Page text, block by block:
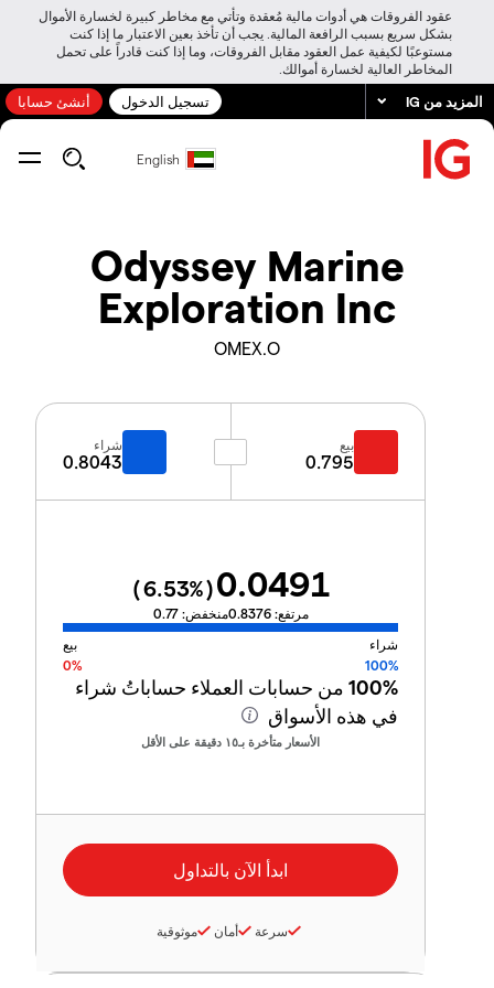
عقود الفروقات هي أدوات مالية مُعقدة وتأتي مع مخاطر كبيرة لخسارة الأموال
بشكل سريع بسبب الرافعة المالية. يجب أن تأخذ بعين الاعتبار ما إذا كنت
مستوعبًا لكيفية عمل العقود مقابل الفروقات، وما إذا كنت قادراً على تحمل
المخاطر العالية لخسارة أموالك.
المزيد من IG تسجيل الدخول أنشئ حسابا
English
Odyssey Marine
Exploration Inc
OMEX.O
بيع
0.795
شراء
0.8043
0.0491
(
6.53%)
مرتفع:0.8376منخفض:0.77
شراء
بيع
100%
0%
100% من حسابات العملاء حساباتُ شراء
في هذه الأسواق
الأسعار متأخرة بـ١٥ دقيقة على الأقل
سرعة أمان موثوقية